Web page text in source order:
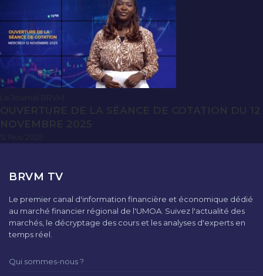
Le Journal BRVM
OUVERTURE DE LA SÉANCE DE COTATION DU 12
NOVEMBRE 2025
BRVM TV
Le premier canal d'information financière et économique dédié
au marché financier régional de l'UMOA. Suivez l'actualité des
marchés, le décryptage des cours et les analyses d'experts en
temps réel.
Qui sommes-nous ?